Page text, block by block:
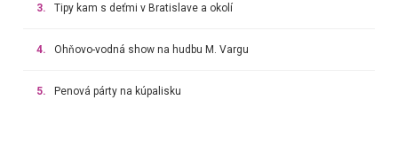
3. Tipy kam s deťmi v Bratislave a okolí
4. Ohňovo-vodná show na hudbu M. Vargu
5. Penová párty na kúpalisku